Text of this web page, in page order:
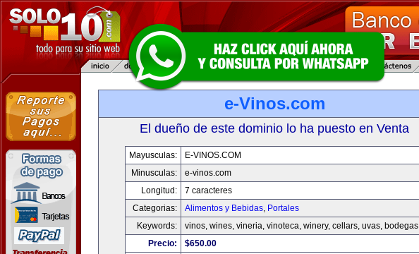
e-Vinos.com
El dueño de este dominio lo ha puesto en Venta
Mayusculas:
E-VINOS.COM
Minusculas:
e-vinos.com
Longitud:
7 caracteres
Categorias:
Alimentos y Bebidas, Portales
Keywords:
vinos, wines, vineria, vinoteca, winery, cellars, uvas, bodegas
Precio:
$650.00